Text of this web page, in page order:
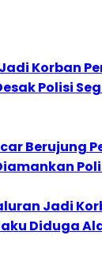
Korban
Polisi
Berujung
Jadi
Diduga